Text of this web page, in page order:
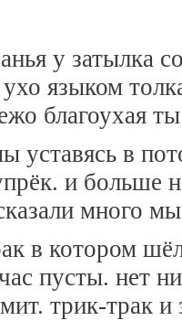
у затылка
языком
благоухая
уставясь в
и больше
много
в котором
пусты. нет
трик-трак и